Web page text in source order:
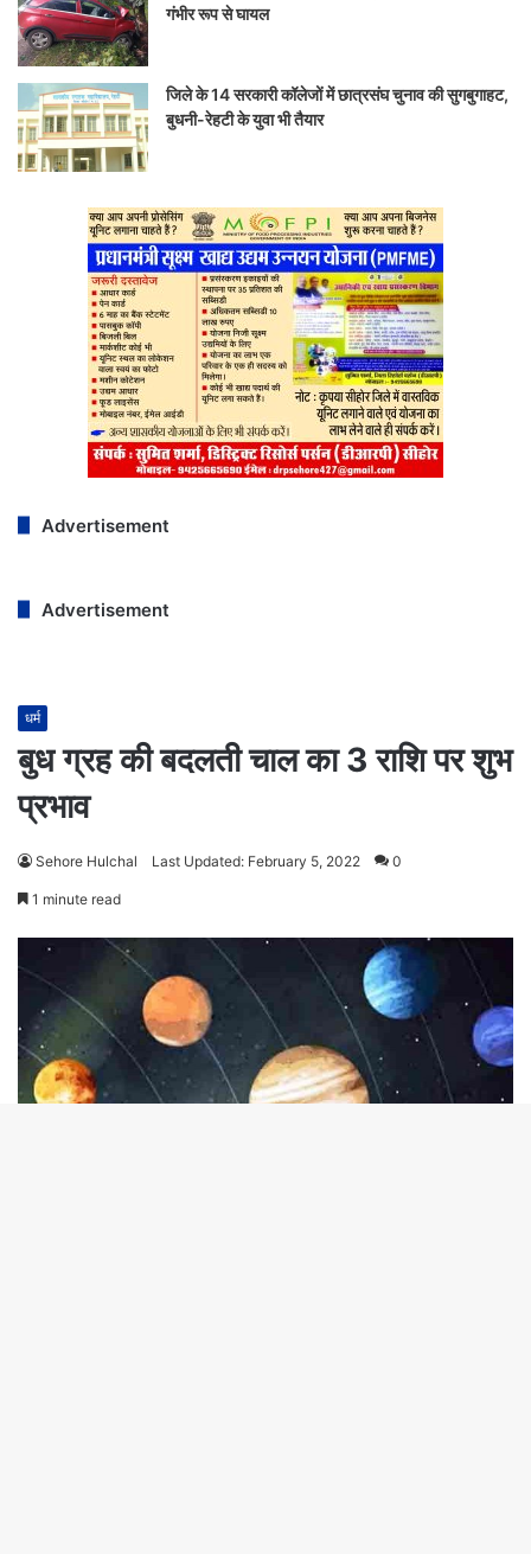
गंभीर रूप से घायल
जिले के 14 सरकारी कॉलेजों में छात्रसंघ चुनाव की सुगबुगाहट,
बुधनी-रेहटी के युवा भी तैयार
Advertisement
Advertisement